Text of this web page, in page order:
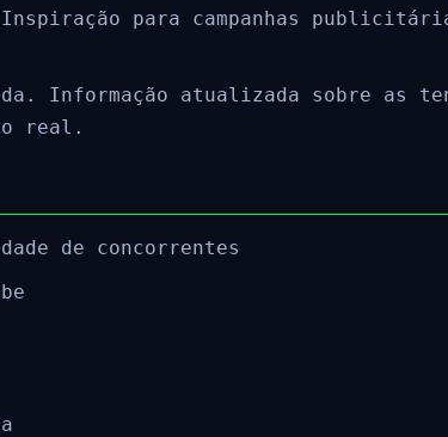
para campanhas
Informação atualizada sobre as
real.
de concorrentes